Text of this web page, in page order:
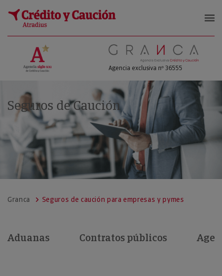
GRANCA
Agencia exclusiva nº 36555
Seguros de Caución
Granca Seguros de caución para empresas y pymes
Aduanas Contratos públicos